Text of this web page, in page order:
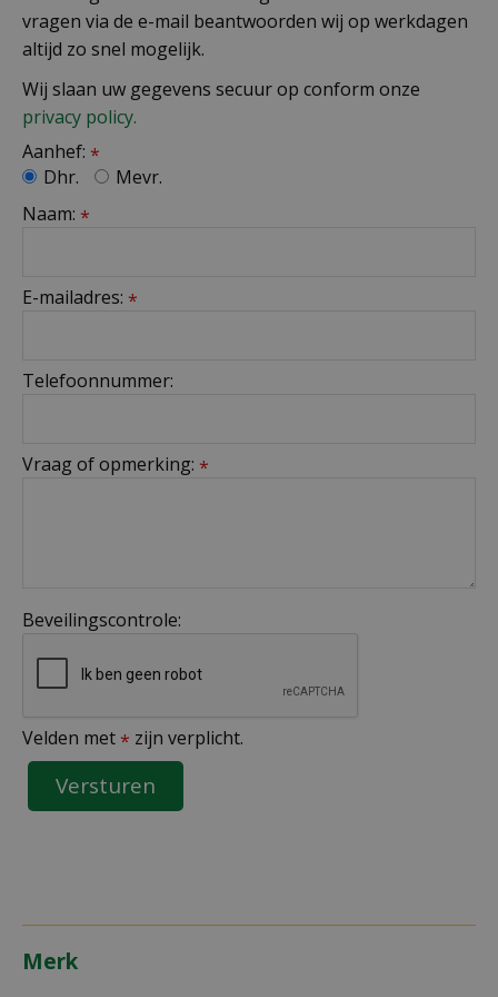
vragen via de e-mail beantwoorden wij op werkdagen
altijd zo snel mogelijk.
Wij slaan uw gegevens secuur op conform onze
privacy policy.
Aanhef: *
Dhr.
Mevr.
Naam: *
E-mailadres: *
Telefoonnummer:
Vraag of opmerking: *
Beveilingscontrole:
Velden met * zijn verplicht.
Merk